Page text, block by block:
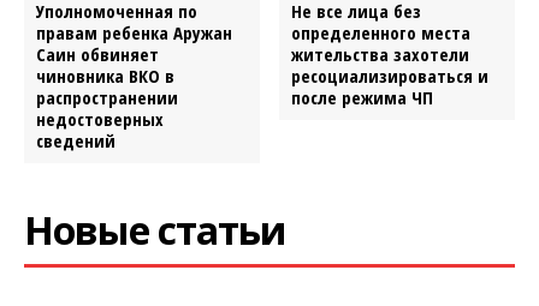
Уполномоченная по
правам ребенка Аружан
Саин обвиняет
чиновника ВКО в
распространении
недостоверных
сведений
Не все лица без
определенного места
жительства захотели
ресоциализироваться и
после режима ЧП
Новые статьи